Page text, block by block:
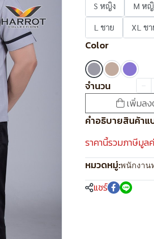
S หญิง M ห
L ชาย
XL ชา
Color
จำนวน
เพิ่มลง
คำอธิบายสินค้า
ราคานี้รวมภาษีมูล
หมวดหมู่:พนักงาน
แชร์